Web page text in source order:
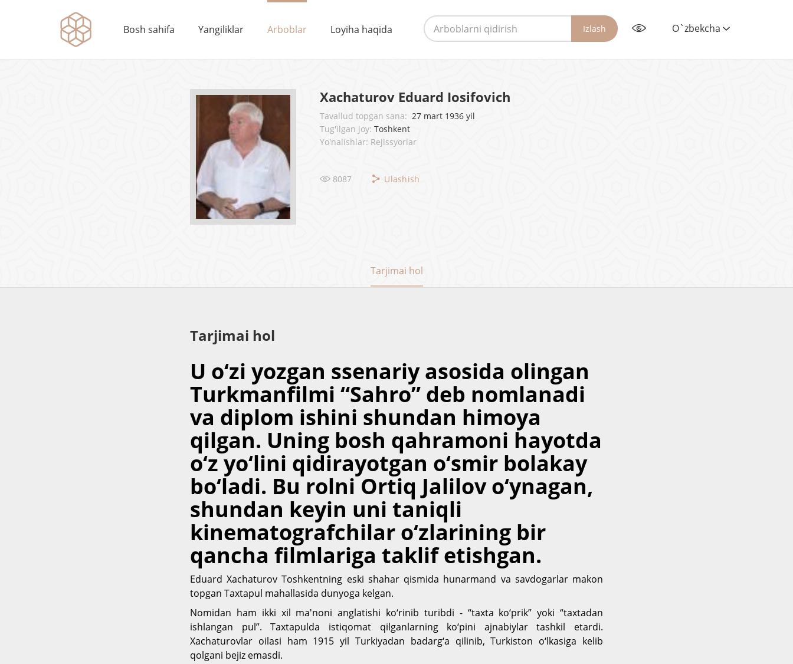
Bosh sahifa Yangiliklar Arboblar Loyiha haqida Izlash O`zbekcha
Xachaturov Eduard Iosifovich
Tavallud topgan sana: 27 mart 1936 yil
Tug'ilgan joy: Toshkent
Yo'nalishlar: Rejissyorlar
8087 Ulashish
Tarjimai hol
Tarjimai hol
U o‘zi yozgan ssenariy asosida olingan
Turkmanfilmi “Sahro” deb nomlanadi
va diplom ishini shundan himoya
qilgan. Uning bosh qahramoni hayotda
o‘z yo‘lini qidirayotgan o‘smir bolakay
bo‘ladi. Bu rolni Ortiq Jalilov o‘ynagan,
shundan keyin uni taniqli
kinematografchilar o‘zlarining bir
qancha filmlariga taklif etishgan.
Eduard Xachaturov Toshkentning eski shahar qismida hunarmand va savdogarlar makon
topgan Taxtapul mahallasida dunyoga kelgan.
Nomidan ham ikki xil ma'noni anglatishi ko‘rinib turibdi - “taxta ko‘prik” yoki “taxtadan
ishlangan pul”. Taxtapulda istiqomat qilganlarning ko‘pini ajnabiylar tashkil etardi.
Xachaturovlar oilasi ham 1915 yil Turkiyadan badarg‘a qilinib, Turkiston o‘lkasiga kelib
qolgani bejiz emasdi.